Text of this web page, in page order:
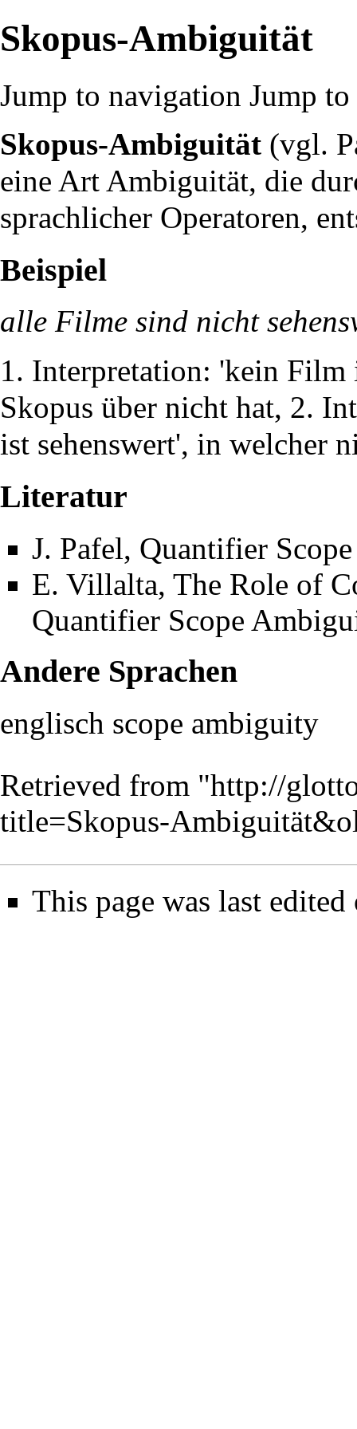
Skopus-Ambiguität
Jump to navigation Jump to
Skopus-Ambiguität (vgl.
eine Art Ambiguität, die
sprachlicher Operatoren,
Beispiel
alle Filme sind nicht
1. Interpretation: 'kein Film
Skopus über nicht hat, 2.
ist sehenswert', in welcher
Literatur
J. Pafel, Quantifier
E. Villalta, The Role of
Quantifier Scope
Andere Sprachen
englisch scope ambiguity
Retrieved from "http://
title=Skopus-
This page was last